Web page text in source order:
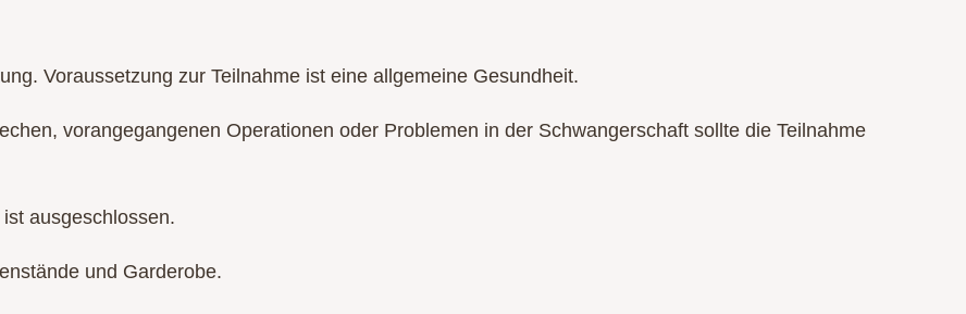
Voraussetzung zur Teilnahme ist eine allgemeine Gesundheit.
vorangegangenen Operationen oder Problemen in der Schwangerschaft sollte die Teilnahme
ausgeschlossen.
und Garderobe.